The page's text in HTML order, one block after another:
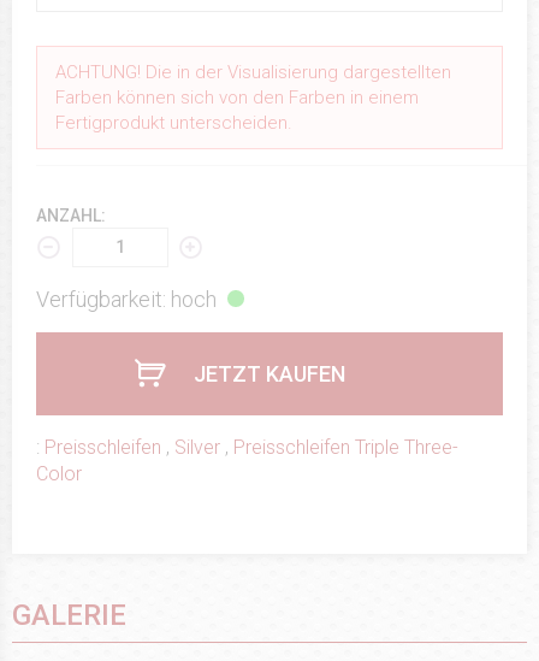
ACHTUNG! Die in der Visualisierung dargestellten
Farben können sich von den Farben in einem
Fertigprodukt unterscheiden.
ANZAHL:
Verfügbarkeit: hoch
JETZT KAUFEN
: Preisschleifen , Silver , Preisschleifen Triple Three-
Color
GALERIE